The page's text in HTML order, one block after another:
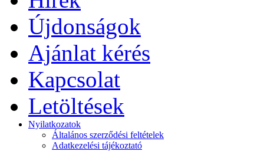
Újdonságok
Ajánlat kérés
Kapcsolat
Letöltések
Nyilatkozatok
Általános szerződési feltételek
Adatkezelési tájékoztató